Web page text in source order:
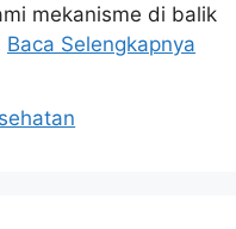
mekanisme di balik
Baca Selengkapnya